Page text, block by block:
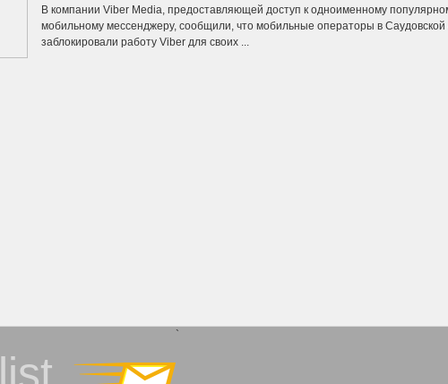
В компании Viber Media, предоставляющей доступ к одноименному
мобильному мессенджеру, сообщили, что мобильные операторы в Саудовской
заблокировали работу Viber для своих ...
list
`